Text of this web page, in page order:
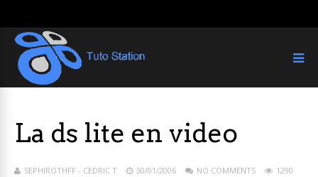
La ds lite en video
SEPHIROTHFF - CEDRIC T 30/01/2006 NO COMMENTS
1290